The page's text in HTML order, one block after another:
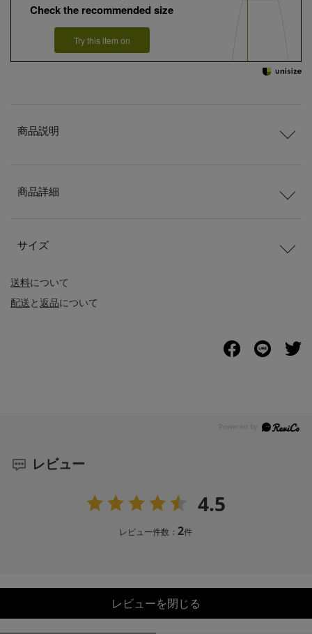
Check the recommended size
Try this item on
送料について
配送と返品について
商品説明
商品詳細
サイズ
レビュー
4.5
レビュー件数：2件
レビューを閉じる